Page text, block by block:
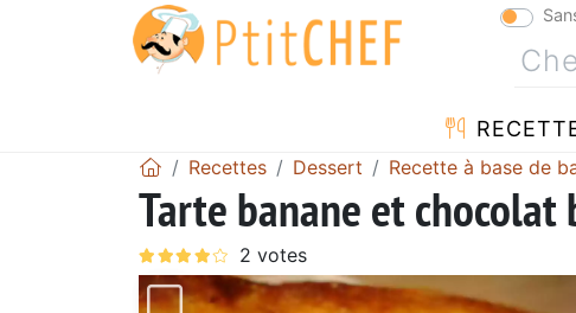
Recettes Dessert Recette à base de
Tarte banane et chocolat